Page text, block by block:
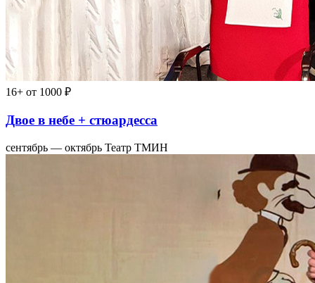
16+ от 1000 ₽
Двое в небе + стюардесса
сентябрь — октябрь Театр ТМИН